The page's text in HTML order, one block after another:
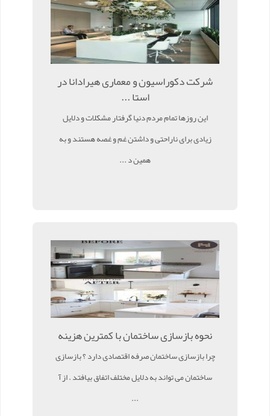
شرکت دکوراسیون و معماری هیرادانا در
استا ...
این روزها تمام مردم دنیا گرفتار مشکلات و دلایل
زیادی برای ناراحتی و داشتن غم و غصه هستند و به
همین د ...
نحوه بازسازی ساختمان با کمترین هزینه
چرا بازسازی ساختمان صرفه اقتصادی دارد ؟ بازسازی
ساختمان می تواند به دلایل مختلف اتفاق بیافتد . از آ
...